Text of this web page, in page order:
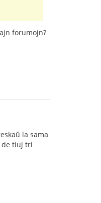
forumojn?
la sama
de tiuj tri